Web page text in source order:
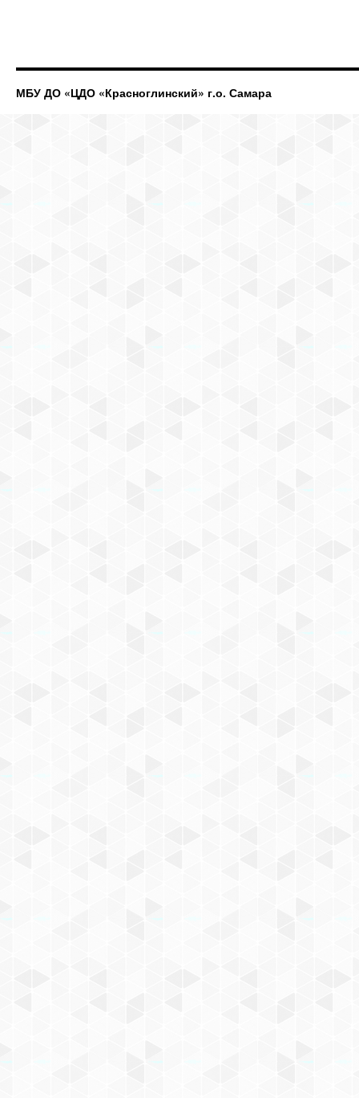
МБУ ДО «ЦДО «Красноглинский» г.о. Самара